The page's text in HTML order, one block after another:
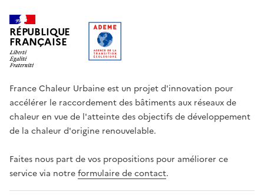
RÉPUBLIQUE
FRANÇAISE
France Chaleur Urbaine est un projet d'innovation pour
accélérer le raccordement des bâtiments aux réseaux de
chaleur en vue de l'atteinte des objectifs de développement
de la chaleur d'origine renouvelable.
Faites nous part de vos propositions pour améliorer ce
service via notreformulaire de contact.